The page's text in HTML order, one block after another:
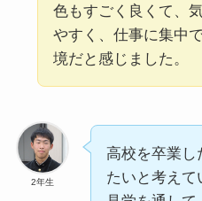
色もすごく良くて、
やすく、仕事に集中
境だと感じました。
2年生
高校を卒業し
たいと考えて